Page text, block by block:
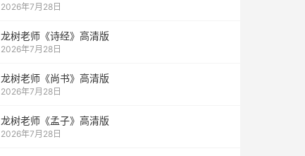
2026年7月28日
龙树老师《诗经》高清版
2026年7月28日
龙树老师《尚书》高清版
2026年7月28日
龙树老师《孟子》高清版
2026年7月28日